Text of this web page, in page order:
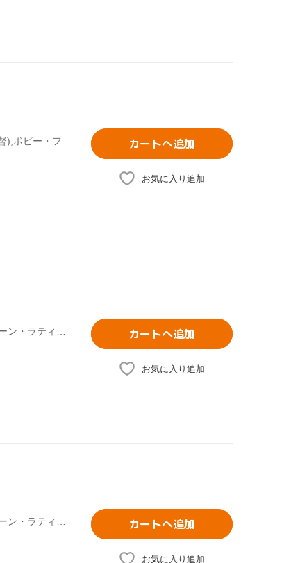
カートへ追加
お気に入り追加
カートへ追加
お気に入り追加
カートへ追加
お気に入り追加